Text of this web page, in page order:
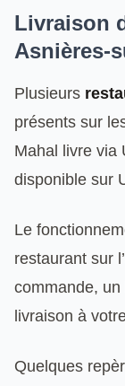
Livraison
Asnières-
Plusieurs
présents sur
Mahal livre via
disponible sur
Le
restaurant sur
commande,
livraison à
Quelques